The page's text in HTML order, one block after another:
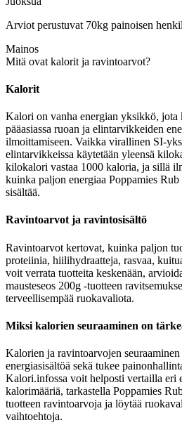
Arviot perustuvat 70kg painoisen
Mainos
Mitä ovat kalorit ja ravintoarvot?
Kalorit
Kalori on vanha energian yksikkö, jota
pääasiassa ruoan ja elintarvikkeiden
ilmoittamiseen. Vaikka virallinen SI-
elintarvikkeissa käytetään yleensä
kilokalori vastaa 1000 kaloria, ja sillä
kuinka paljon energiaa Poppamies
sisältää.
Ravintoarvot ja ravintosisältö
Ravintoarvot kertovat, kuinka paljon
proteiinia, hiilihydraatteja, rasvaa,
voit verrata tuotteita keskenään,
mausteseos 200g -tuotteen
terveellisempää ruokavaliota.
Miksi kalorien seuraaminen on
Kalorien ja ravintoarvojen seuraaminen
energiasisältöä sekä tukee
Kalori.infossa voit helposti vertailla eri
kalorimääriä, tarkastella Poppamies
tuotteen ravintoarvoja ja löytää
vaihtoehtoja.